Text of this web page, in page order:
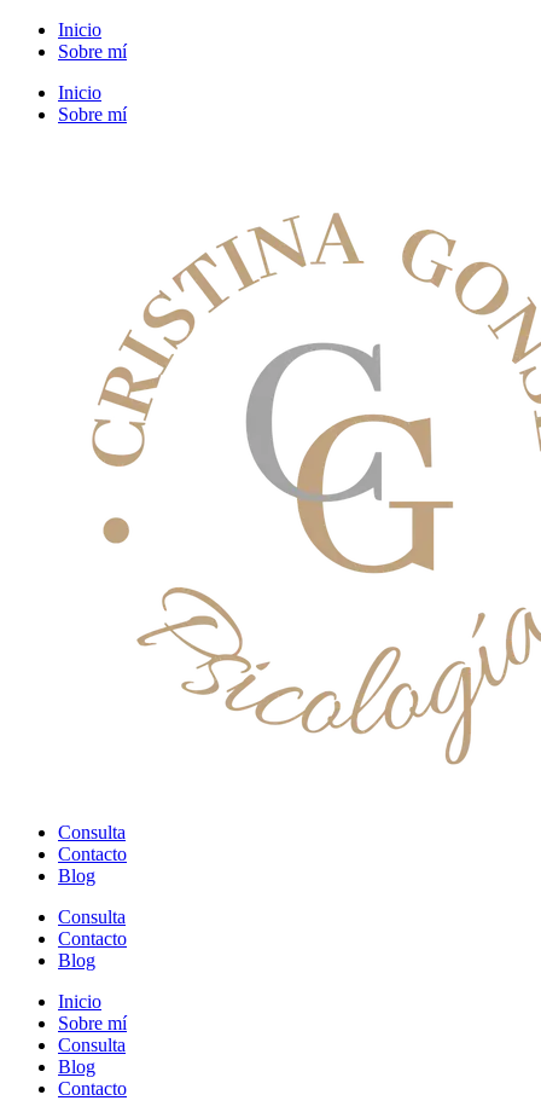
Inicio
Sobre mí
Inicio
Sobre mí
Consulta
Contacto
Blog
Consulta
Contacto
Blog
Inicio
Sobre mí
Consulta
Blog
Contacto